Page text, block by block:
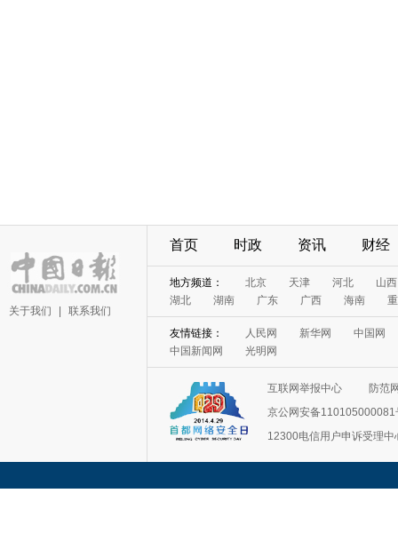
关于我们 联系我们
首页 时政 资讯 财经
地方频道： 北京 天津 河北
山西
湖北
湖南 广东 广西 海南
友情链接： 人民网 新华网
中国网
中国新闻网
光明网
互联网举报中心
防范
京公网安备110105000081
12300电信用户申诉受理中